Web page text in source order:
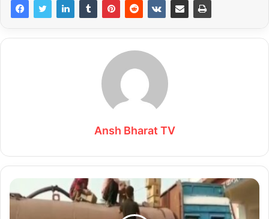
Ansh Bharat TV